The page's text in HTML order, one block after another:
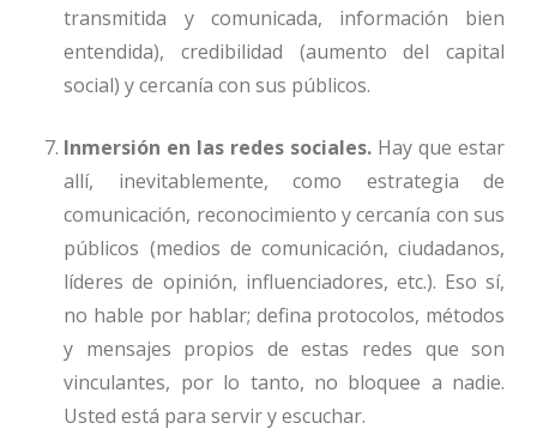
transmitida y comunicada, información bien
entendida), credibilidad (aumento del capital
social) y cercanía con sus públicos.
Inmersión en las redes sociales. Hay que estar
allí, inevitablemente, como estrategia de
comunicación, reconocimiento y cercanía con sus
públicos (medios de comunicación, ciudadanos,
líderes de opinión, influenciadores, etc.). Eso sí,
no hable por hablar; defina protocolos, métodos
y mensajes propios de estas redes que son
vinculantes, por lo tanto, no bloquee a nadie.
Usted está para servir y escuchar.